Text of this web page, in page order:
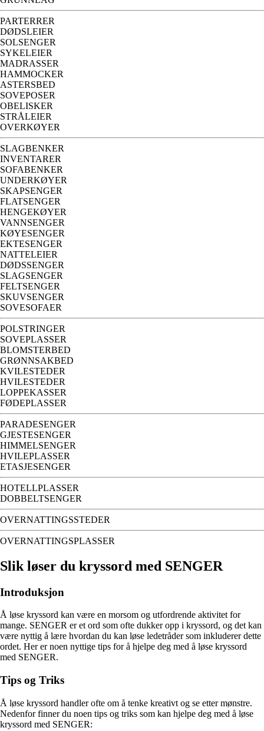
PARTERRER
DØDSLEIER
SOLSENGER
SYKELEIER
MADRASSER
HAMMOCKER
ASTERSBED
SOVEPOSER
OBELISKER
STRÅLEIER
OVERKØYER
SLAGBENKER
INVENTARER
SOFABENKER
UNDERKØYER
SKAPSENGER
FLATSENGER
HENGEKØYER
VANNSENGER
KØYESENGER
EKTESENGER
NATTELEIER
DØDSSENGER
SLAGSENGER
FELTSENGER
SKUVSENGER
SOVESOFAER
POLSTRINGER
SOVEPLASSER
BLOMSTERBED
GRØNNSAKBED
KVILESTEDER
HVILESTEDER
LOPPEKASSER
FØDEPLASSER
PARADESENGER
GJESTESENGER
HIMMELSENGER
HVILEPLASSER
ETASJESENGER
HOTELLPLASSER
DOBBELTSENGER
OVERNATTINGSSTEDER
OVERNATTINGSPLASSER
Slik løser du kryssord med SENGER
Introduksjon
Å løse kryssord kan være en morsom og utfordrende aktivitet for
mange. SENGER er et ord som ofte dukker opp i kryssord, og det kan
være nyttig å lære hvordan du kan løse ledetråder som inkluderer dette
ordet. Her er noen nyttige tips for å hjelpe deg med å løse kryssord
med SENGER.
Tips og Triks
Å løse kryssord handler ofte om å tenke kreativt og se etter mønstre.
Nedenfor finner du noen tips og triks som kan hjelpe deg med å løse
kryssord med SENGER: